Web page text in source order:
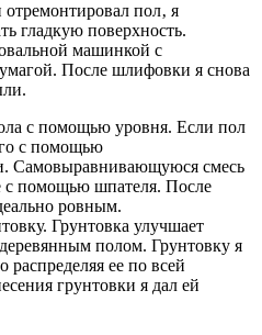
пол‚ я
гладкую поверхность.
машинкой с
После шлифовки я снова
с помощью уровня. Если пол
с помощью
Самовыравнивающуюся смесь
с помощью шпателя. После
ровным.
Грунтовка улучшает
полом. Грунтовку я
распределяя ее по всей
грунтовки я дал ей